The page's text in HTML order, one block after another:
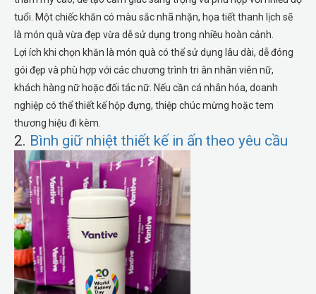
tuổi. Một chiếc khăn có màu sắc nhã nhặn, họa tiết thanh lịch sẽ
là món quà vừa đẹp vừa dễ sử dụng trong nhiều hoàn cảnh.
Lợi ích khi chọn khăn là món quà có thể sử dụng lâu dài, dễ đóng
gói đẹp và phù hợp với các chương trình tri ân nhân viên nữ,
khách hàng nữ hoặc đối tác nữ. Nếu cần cá nhân hóa, doanh
nghiệp có thể thiết kế hộp đựng, thiệp chúc mừng hoặc tem
thương hiệu đi kèm.
2. Bình giữ nhiệt thiết kế in ấn theo yêu cầu